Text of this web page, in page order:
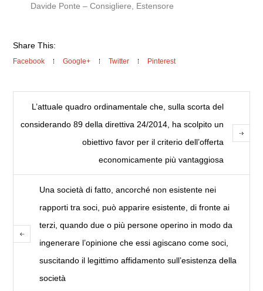
Davide Ponte – Consigliere, Estensore
Share This:
Facebook Google+ Twitter Pinterest
L’attuale quadro ordinamentale che, sulla scorta del
considerando 89 della direttiva 24/2014, ha scolpito un
obiettivo favor per il criterio dell’offerta
economicamente più vantaggiosa
Una società di fatto, ancorché non esistente nei
rapporti tra soci, può apparire esistente, di fronte ai
terzi, quando due o più persone operino in modo da
ingenerare l’opinione che essi agiscano come soci,
suscitando il legittimo affidamento sull’esistenza della
società